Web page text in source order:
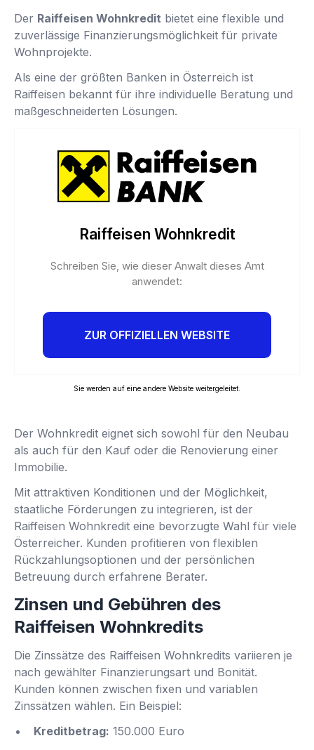
Der Raiffeisen Wohnkredit bietet eine flexible und
zuverlässige Finanzierungsmöglichkeit für private
Wohnprojekte.
Als eine der größten Banken in Österreich ist
Raiffeisen bekannt für ihre individuelle Beratung und
maßgeschneiderten Lösungen.
Raiffeisen Wohnkredit
Schreiben Sie, wie dieser Anwalt dieses Amt
anwendet:
ZUR OFFIZIELLEN WEBSITE
Sie werden auf eine andere Website weitergeleitet.
Der Wohnkredit eignet sich sowohl für den Neubau
als auch für den Kauf oder die Renovierung einer
Immobilie.
Mit attraktiven Konditionen und der Möglichkeit,
staatliche Förderungen zu integrieren, ist der
Raiffeisen Wohnkredit eine bevorzugte Wahl für viele
Österreicher. Kunden profitieren von flexiblen
Rückzahlungsoptionen und der persönlichen
Betreuung durch erfahrene Berater.
Zinsen und Gebühren des
Raiffeisen Wohnkredits
Die Zinssätze des Raiffeisen Wohnkredits variieren je
nach gewählter Finanzierungsart und Bonität.
Kunden können zwischen fixen und variablen
Zinssätzen wählen. Ein Beispiel:
Kreditbetrag: 150.000 Euro